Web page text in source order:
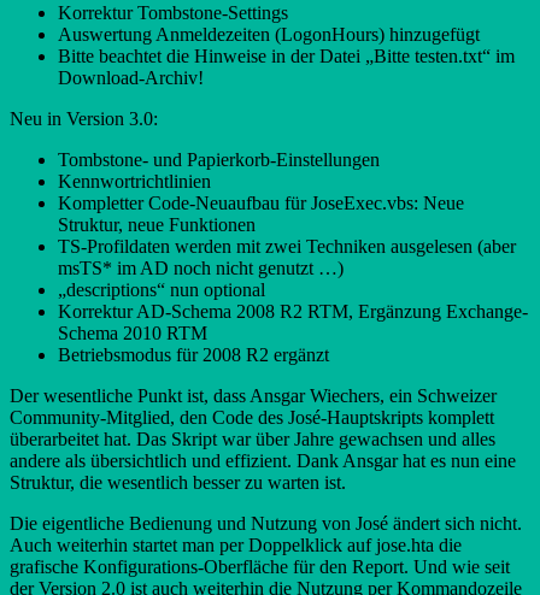
Korrektur Tombstone-Settings
Auswertung Anmeldezeiten (LogonHours) hinzugefügt
Bitte beachtet die Hinweise in der Datei „Bitte testen.txt“ im
Download-Archiv!
Neu in Version 3.0:
Tombstone- und Papierkorb-Einstellungen
Kennwortrichtlinien
Kompletter Code-Neuaufbau für JoseExec.vbs: Neue
Struktur, neue Funktionen
TS-Profildaten werden mit zwei Techniken ausgelesen (aber
msTS* im AD noch nicht genutzt …)
„descriptions“ nun optional
Korrektur AD-Schema 2008 R2 RTM, Ergänzung Exchange-
Schema 2010 RTM
Betriebsmodus für 2008 R2 ergänzt
Der wesentliche Punkt ist, dass Ansgar Wiechers, ein Schweizer
Community-Mitglied, den Code des José-Hauptskripts komplett
überarbeitet hat. Das Skript war über Jahre gewachsen und alles
andere als übersichtlich und effizient. Dank Ansgar hat es nun eine
Struktur, die wesentlich besser zu warten ist.
Die eigentliche Bedienung und Nutzung von José ändert sich nicht.
Auch weiterhin startet man per Doppelklick auf jose.hta die
grafische Konfigurations-Oberfläche für den Report. Und wie seit
der Version 2.0 ist auch weiterhin die Nutzung per Kommandozeile